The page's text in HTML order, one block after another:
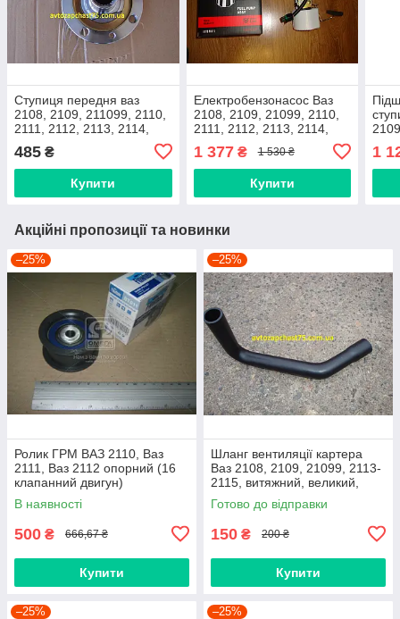
Ступиця передня ваз
2108, 2109, 211099, 2110,
2111, 2112, 2113, 2114,
Харків)
485 ₴
Купити
Електробензонасос Ваз
2108, 2109, 21099, 2110,
2111, 2112, 2113, 2114,
2115, на різьбі, 8 клапанні
(Flagmus, Україна)
1 377₴ 1 530 ₴
Купити
1
Акційні пропозиції та новинки
–25%
Ролик ГРМ ВАЗ 2110, Ваз
2111, Ваз 2112 опорний (16
клапанний двигун)
В наявності
500 ₴ 666,67 ₴
Купити
–25%
Шланг вентиляції картера
Ваз 2108, 2109, 21099, 2113-
2115, витяжний, великий,
нижній
Готово до відправки
150 ₴ 200 ₴
Купити
–25% –25%